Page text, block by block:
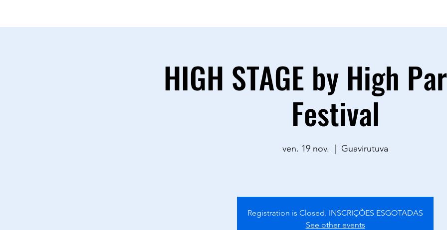
HIGH STAGE by High
Festival
ven. 19 nov. Guavirutuva
Registration is Closed. INSCRIÇÕES ESGOTADAS
See other events